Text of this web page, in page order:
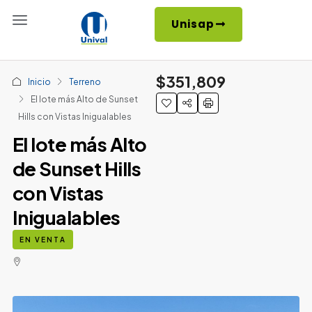
Unisap
Inicio
Terreno
El lote más Alto de Sunset
Hills con Vistas Inigualables
El lote más Alto
de Sunset Hills
con Vistas
Inigualables
EN VENTA
$351,809